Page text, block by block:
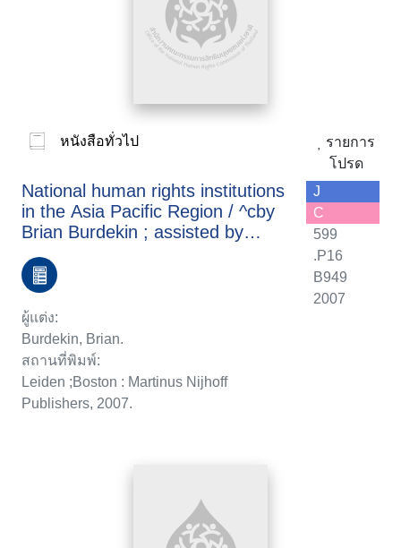
หนังสือทั่วไป
รายการ
โปรด
National human rights institutions
in the Asia Pacific Region / ^cby
Brian Burdekin ; assisted by
Jason Naum.
ผู้แต่ง:
Burdekin, Brian.
สถานที่พิมพ์:
Leiden ;Boston : Martinus Nijhoff
Publishers, 2007.
J
C
599
.P16
B949
2007